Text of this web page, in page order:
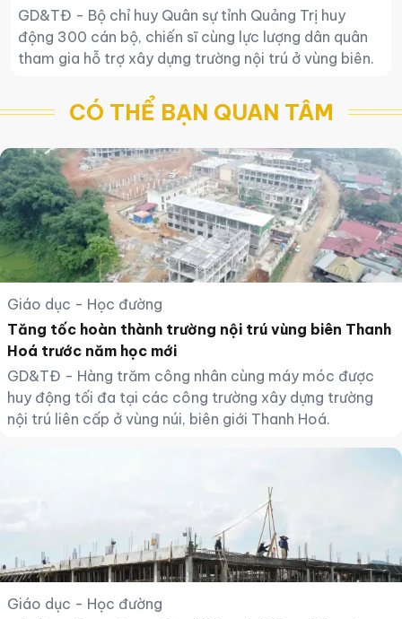
GD&TĐ - Bộ chỉ huy Quân sự tỉnh Quảng Trị huy
động 300 cán bộ, chiến sĩ cùng lực lượng dân quân
tham gia hỗ trợ xây dựng trường nội trú ở vùng biên.
CÓ THỂ BẠN QUAN TÂM
Giáo dục - Học đường
Tăng tốc hoàn thành trường nội trú vùng biên Thanh
Hoá trước năm học mới
GD&TĐ - Hàng trăm công nhân cùng máy móc được
huy động tối đa tại các công trường xây dựng trường
nội trú liên cấp ở vùng núi, biên giới Thanh Hoá.
Giáo dục - Học đường